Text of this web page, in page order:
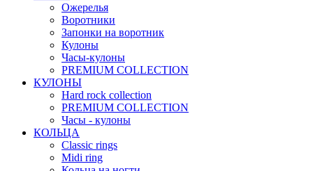
Ожерелья
Воротники
Запонки на воротник
Кулоны
Часы-кулоны
PREMIUM COLLECTION
КУЛОНЫ
Hard rock collection
PREMIUM COLLECTION
Часы - кулоны
КОЛЬЦА
Classic rings
Midi ring